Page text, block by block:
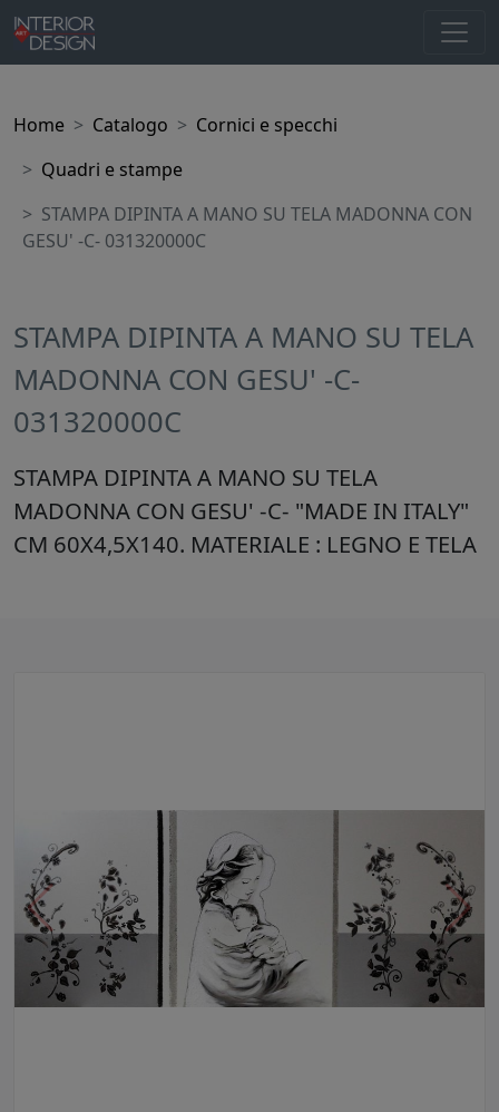
Home Catalogo
Cornici e specchi
Quadri e stampe
STAMPA DIPINTA A MANO SU TELA MADONNA CON
GESU' -C- 031320000C
STAMPA DIPINTA A MANO SU TELA
MADONNA CON GESU' -C-
031320000C
STAMPA DIPINTA A MANO SU TELA
MADONNA CON GESU' -C- "MADE IN ITALY"
CM 60X4,5X140. MATERIALE : LEGNO E TELA